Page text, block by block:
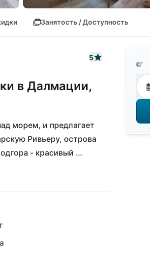
Занятость / Доступность
5
в Далмации,
морем, и предлагает
Ривьеру, острова
- красивый
в сердце Далмации.
и множество хороших
в одном часе езды